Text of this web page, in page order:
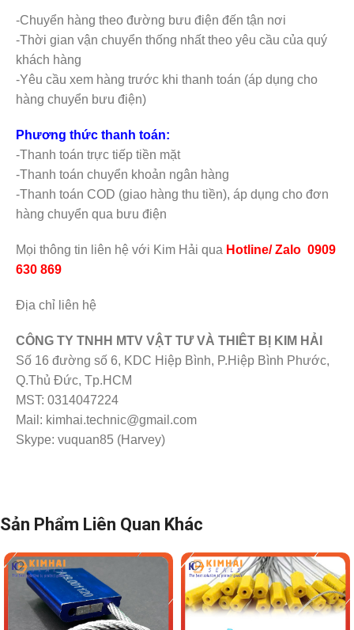
-Chuyển hàng theo đường bưu điện đến tận nơi
-Thời gian vận chuyển thống nhất theo yêu cầu của quý
khách hàng
-Yêu cầu xem hàng trước khi thanh toán (áp dụng cho
hàng chuyển bưu điện)
Phương thức thanh toán:
-Thanh toán trực tiếp tiền mặt
-Thanh toán chuyển khoản ngân hàng
-Thanh toán COD (giao hàng thu tiền), áp dụng cho đơn
hàng chuyển qua bưu điện
Mọi thông tin liên hệ với Kim Hải qua Hotline/ Zalo 0909
630 869
Địa chỉ liên hệ
CÔNG TY TNHH MTV VẬT TƯ VÀ THIÊT BỊ KIM HẢI
Số 16 đường số 6, KDC Hiệp Bình, P.Hiệp Bình Phước,
Q.Thủ Đức, Tp.HCM
MST: 0314047224
Mail: kimhai.technic@gmail.com
Skype: vuquan85 (Harvey)
Sản Phẩm Liên Quan Khác